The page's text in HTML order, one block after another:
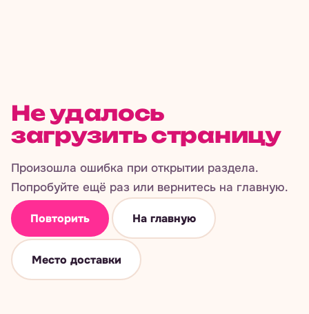
Не удалось
загрузить страницу
Произошла ошибка при открытии раздела.
Попробуйте ещё раз или вернитесь на главную.
Повторить На главную
Место доставки